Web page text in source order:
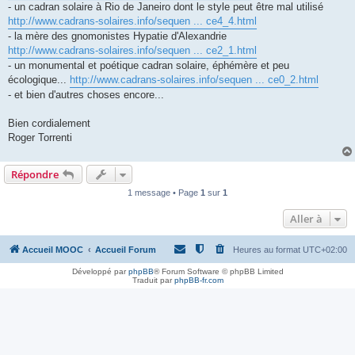
- un cadran solaire à Rio de Janeiro dont le style peut être mal utilisé
http://www.cadrans-solaires.info/sequen ... ce4_4.html
- la mère des gnomonistes Hypatie d'Alexandrie
http://www.cadrans-solaires.info/sequen ... ce2_1.html
- un monumental et poétique cadran solaire, éphémère et peu
écologique... http://www.cadrans-solaires.info/sequen ... ce0_2.html
- et bien d'autres choses encore...
Bien cordialement
Roger Torrenti
Répondre
1 message • Page 1 sur 1
Aller à
Accueil MOOC Accueil Forum Heures au format UTC+02:00
Développé parphpBB® Forum Software © phpBB Limited
Traduit parphpBB-fr.com